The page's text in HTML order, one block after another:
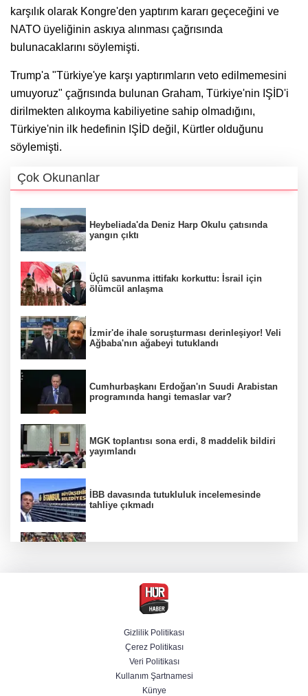
karşılık olarak Kongre'den yaptırım kararı geçeceğini ve
NATO üyeliğinin askıya alınması çağrısında
bulunacaklarını söylemişti.
Trump'a "Türkiye'ye karşı yaptırımların veto edilmemesini
umuyoruz" çağrısında bulunan Graham, Türkiye'nin IŞİD'i
dirilmekten alıkoyma kabiliyetine sahip olmadığını,
Türkiye'nin ilk hedefinin IŞİD değil, Kürtler olduğunu
söylemişti.
Çok Okunanlar
Heybeliada'da Deniz Harp Okulu çatısında
yangın çıktı
Üçlü savunma ittifakı korkuttu: İsrail için
ölümcül anlaşma
İzmir'de ihale soruşturması derinleşiyor! Veli
Ağbaba'nın ağabeyi tutuklandı
Cumhurbaşkanı Erdoğan'ın Suudi Arabistan
programında hangi temaslar var?
MGK toplantısı sona erdi, 8 maddelik bildiri
yayımlandı
İBB davasında tutukluluk incelemesinde
tahliye çıkmadı
Venezuela'da iktidar partisi ile muhalefet
mutabık kaldı
Derin taarruz, yüksek hassasiyet! Bayraktar
AKINCI TİHA TOLUN P ile vurdu
Gizlilik Politikası
Çerez Politikası
Veri Politikası
Kullanım Şartnamesi
Künye